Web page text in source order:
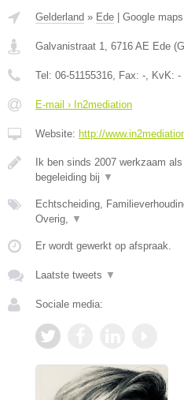
Gelderland » Ede | Google maps
Galvanistraat 1 6716 AE Ede (
Tel: 06-51155316 , Fax: - , KvK: -
E-mail › In2mediation
Website: http://
Ik ben sinds 2007 werkzaam
begeleiding bij ▼
Echtscheiding,
Overig,
▼
Er wordt gewerkt op afspraak.
Laatste tweets ▼
Sociale media: